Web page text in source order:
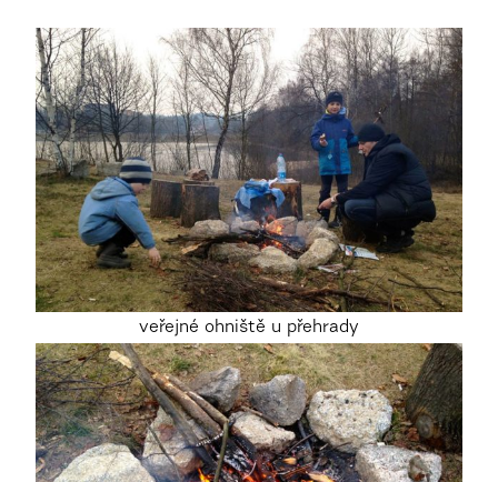
veřejné ohniště u přehrady